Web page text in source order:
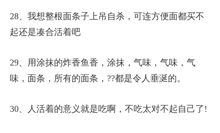
28、我想整根面条子上吊自杀，可连方便面都买不
起还是凑合活着吧
29、用涂抹的炸香鱼香，涂抹，气味，气味，气
味，面条，所有的面条，??都是令人垂涎的。
30、人活着的意义就是吃啊，不吃太对不起自己了!